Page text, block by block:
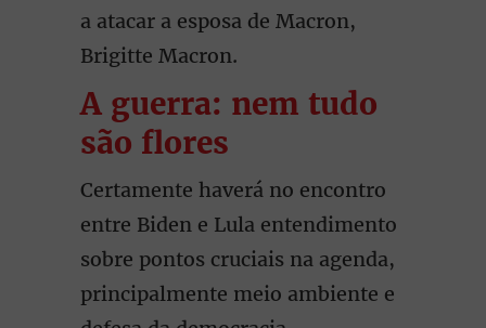
a atacar a esposa de Macron,
Brigitte Macron.
A guerra: nem tudo
são flores
Certamente haverá no encontro
entre Biden e Lula entendimento
sobre pontos cruciais na agenda,
principalmente meio ambiente e